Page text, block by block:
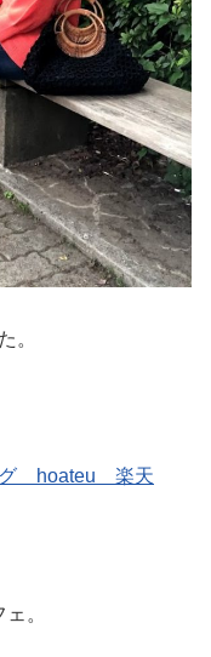
。
グ hoateu 楽天
。